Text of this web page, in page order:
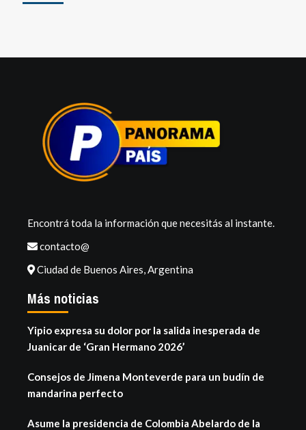
Encontrá toda la información que necesitás al instante.
contacto@
Ciudad de Buenos Aires, Argentina
Más noticias
Yipio expresa su dolor por la salida inesperada de
Juanicar de ‘Gran Hermano 2026’
Consejos de Jimena Monteverde para un budín de
mandarina perfecto
Asume la presidencia de Colombia Abelardo de la